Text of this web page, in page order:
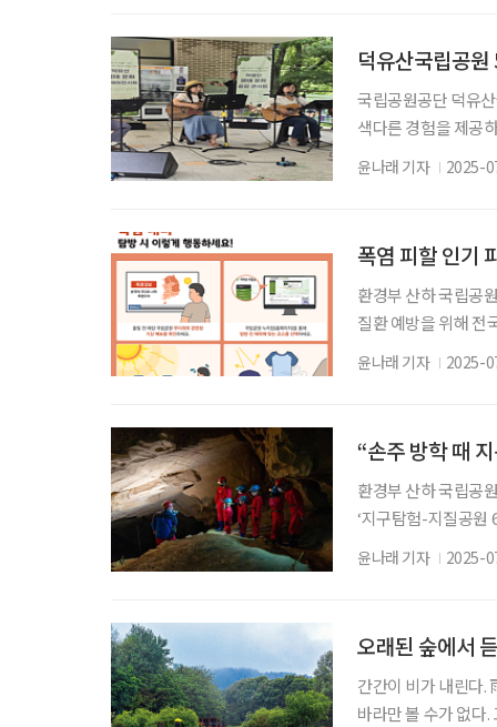
덕유산국립공
국립공원공단 덕유
색다른 경험을 제공
운영한다고 23일
서 걸어온 반세기
윤나래 기자 2025-
폭염 피할 인기
환경부 산하 국립공
질환 예방을 위해 전
여름철 국립공원
해 발생하는 급성
윤나래 기자 2025-
“손주 방학 때
환경부 산하 국립공
‘지구탐험-지질공원
어난 지역을 국가
수 있다. 세계지질
며, 두타연과 양구
윤나래 기자 2025-
오래된 숲에서
간간이 비가 내린다.
바라만 볼 수가 없다